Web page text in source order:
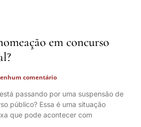
em concurso
comentário
passando por uma suspensão de
público? Essa é uma situação
que pode acontecer com